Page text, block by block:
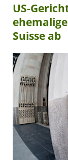
US-
Suisse ab